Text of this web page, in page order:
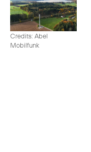
Credits: Abel
Mobilfunk